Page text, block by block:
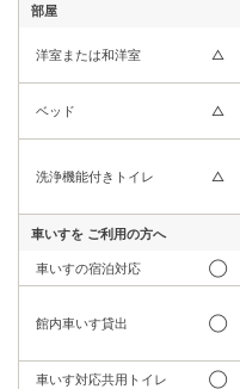
部屋
洋室または和洋室 △
ベッド △
洗浄機能付きトイレ △
車いすを ご利用の方へ
車いすの宿泊対応 ◯
館内車いす貸出 ◯
車いす対応共用トイレ ◯